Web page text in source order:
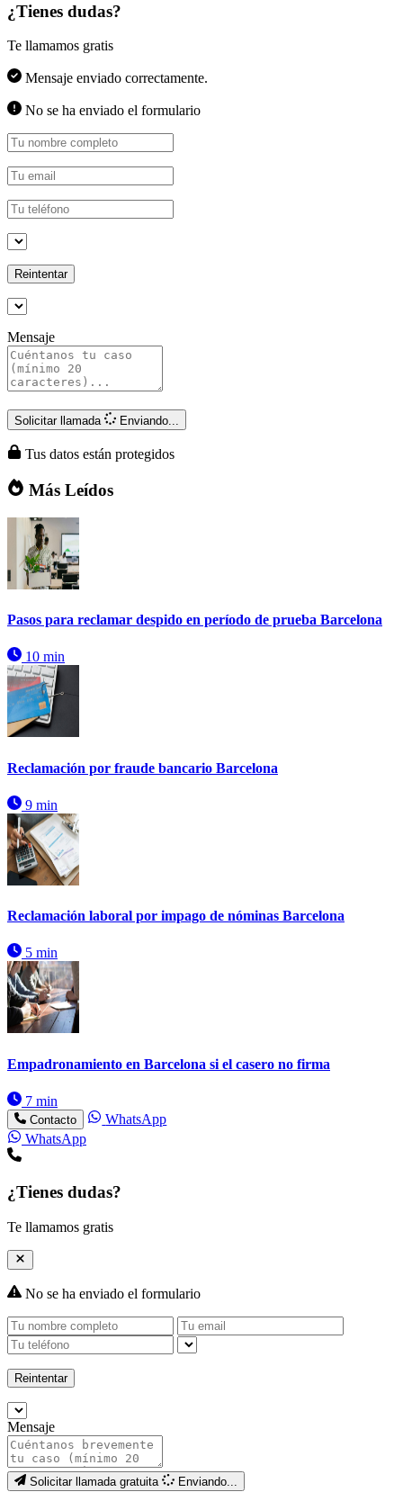
¿Tienes dudas?
Te llamamos gratis
Mensaje enviado correctamente.
No se ha enviado el formulario
Reintentar
Mensaje
Solicitar llamada Enviando...
Tus datos están protegidos
Más Leídos
Pasos para reclamar despido en período de prueba Barcelona
10 min
Reclamación por fraude bancario Barcelona
9 min
Reclamación laboral por impago de nóminas Barcelona
5 min
Empadronamiento en Barcelona si el casero no firma
7 min
Contacto
WhatsApp
WhatsApp
¿Tienes dudas?
Te llamamos gratis
No se ha enviado el formulario
Reintentar
Mensaje
Solicitar llamada gratuita Enviando...